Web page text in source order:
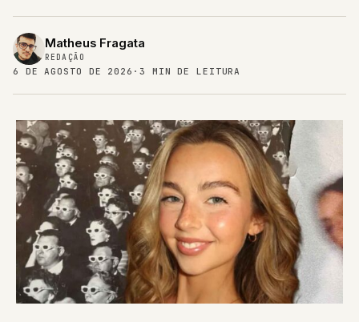
Matheus Fragata
REDAÇÃO
6 DE AGOSTO DE 2026 · 3 MIN DE LEITURA